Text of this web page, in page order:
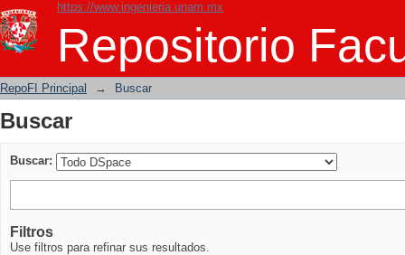
https://www.ingenieria.unam.mx
Repositorio
Buscar
RepoFI Principal → Buscar
Buscar
Buscar:
Filtros
Use filtros para refinar sus resultados.